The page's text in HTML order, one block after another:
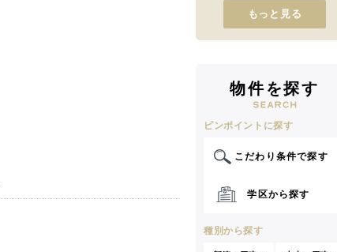
もっと見る
物件を探す
ピンポイントに探す
こだわり条件で探す
学区から探す
種別から探す